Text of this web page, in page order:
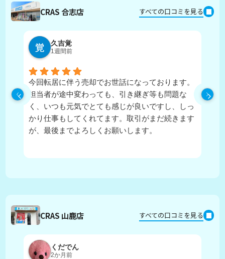
CRAS 合志店 すべての口コミを見る
久吉覚
1週間前
今回転居に伴う売却でお世話になっております。
担当者が途中変わっても、引き継ぎ等も問題な
く、いつも元気でとても感じが良いですし、しっ
かり仕事もしてくれてます。取引がまだ続きます
が、最後までよろしくお願いします。
CRAS 山鹿店 すべての口コミを見る
くだでん
2か月前